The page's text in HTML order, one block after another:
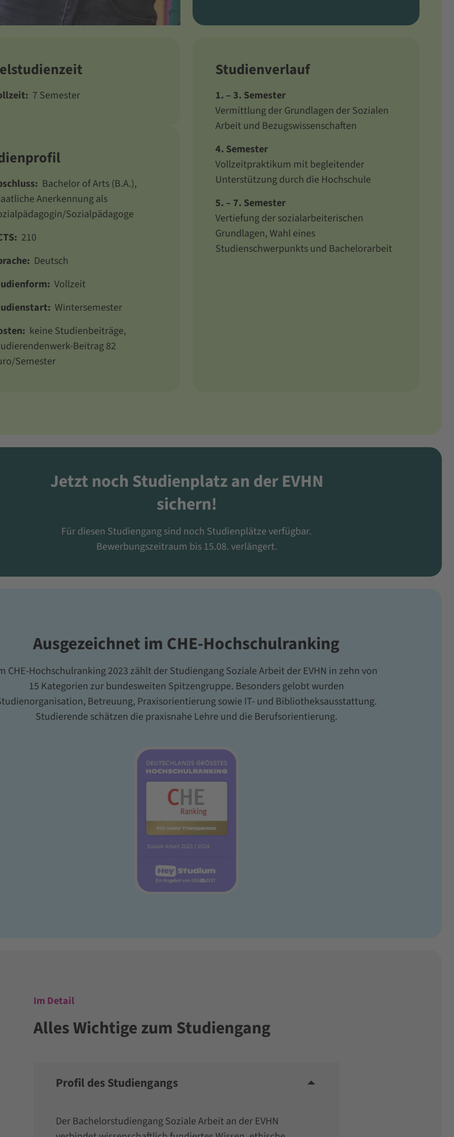
7 Semester
Bachelor of Arts (B.A.),
Anerkennung als
Sozialpädagoge
210
Deutsch
Vollzeit
Wintersemester
keine Studienbeiträge,
Beitrag 82
Semester
Studienverlauf
1. – 3. Semester
Vermittlung der Grundlagen der Sozialen
Arbeit und Bezugswissenschaften
4. Semester
Vollzeitpraktikum mit begleitender
Unterstützung durch die Hochschule
5. – 7. Semester
Vertiefung der sozialarbeiterischen
Grundlagen, Wahl eines
Studienschwerpunkts und Bachelorarbeit
Jetzt noch Studienplatz an der EVHN
sichern!
Für diesen Studiengang sind noch Studienplätze verfügbar.
Bewerbungszeitraum bis 15.08. verlängert.
Ausgezeichnet im CHE-Hochschulranking
CHE-Hochschulranking 2023 zählt der Studiengang Soziale Arbeit der EVHN in zehn von
15 Kategorien zur bundesweiten Spitzengruppe. Besonders gelobt wurden
Betreuung, Praxisorientierung sowie IT- und Bibliotheksausstattung.
Studierende schätzen die praxisnahe Lehre und die Berufsorientierung.
Im Detail
Alles Wichtige zum Studiengang
Profil des Studiengangs
Der Bachelorstudiengang Soziale Arbeit an der EVHN